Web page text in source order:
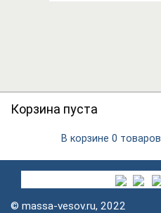
Корзина пуста
В корзине 0 товаров
© massa-vesov.ru, 2022